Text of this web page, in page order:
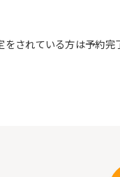
をされている方は予約